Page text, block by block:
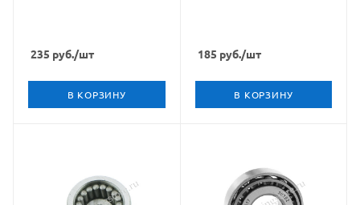
235 руб./шт
В КОРЗИНУ
185 руб./шт
В КОРЗИНУ